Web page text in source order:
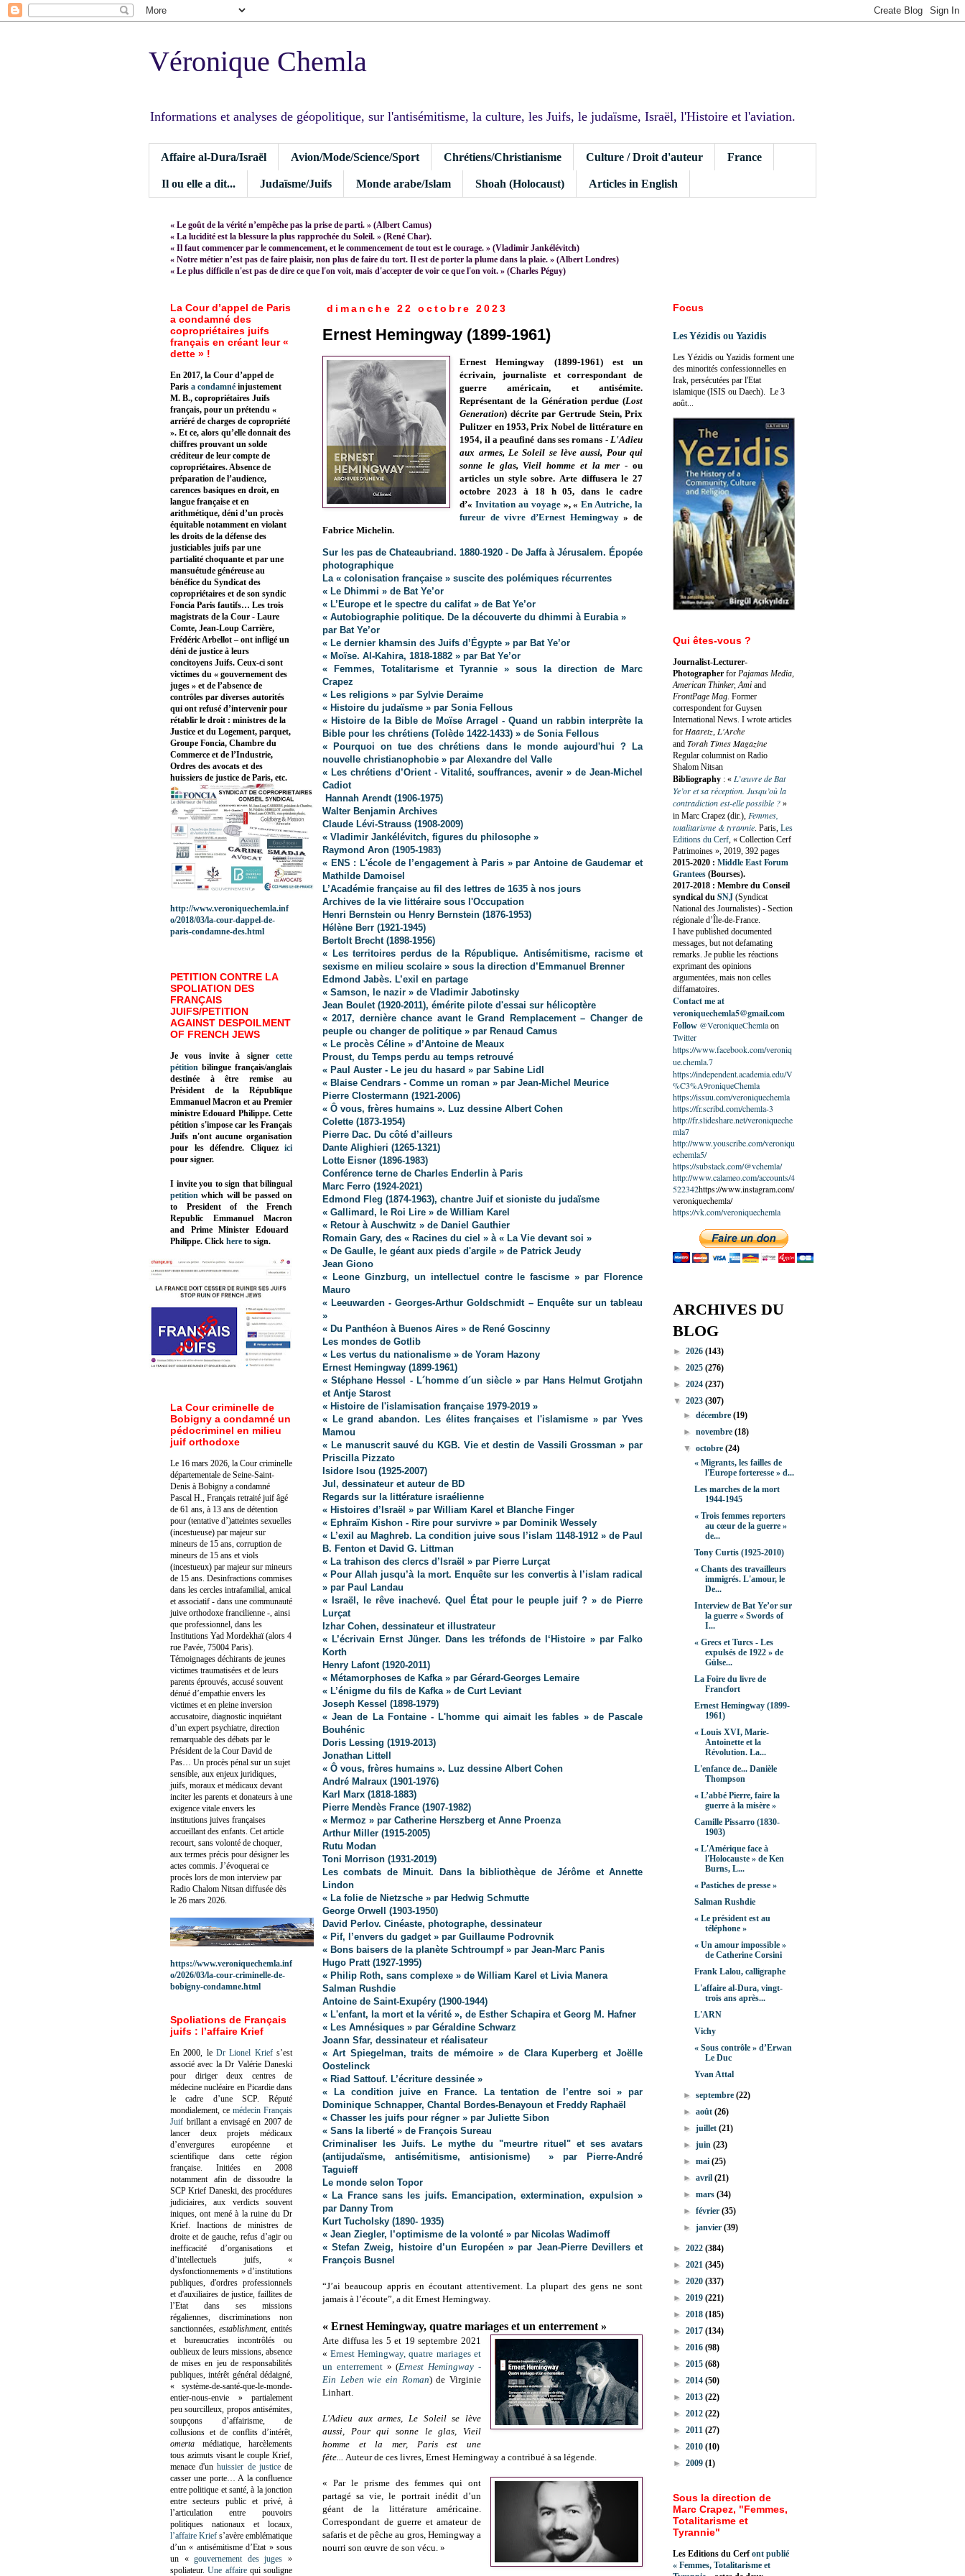
Véronique Chemla
Informations et analyses de géopolitique, sur l'antisémitisme, la culture, les Juifs, le judaïsme, Israël, l'Histoire et l'aviation.
Affaire al-Dura/Israël Avion/Mode/Science/Sport Chrétiens/Christianisme Culture / Droit d'auteur France
Il ou elle a dit... Judaïsme/Juifs Monde arabe/Islam Shoah (Holocaust) Articles in English
« Le goût de la vérité n’empêche pas la prise de parti. » (Albert Camus)
« La lucidité est la blessure la plus rapprochée du Soleil. » (René Char).
« Il faut commencer par le commencement, et le commencement de tout est le courage. » (Vladimir Jankélévitch)
« Notre métier n’est pas de faire plaisir, non plus de faire du tort. Il est de porter la plume dans la plaie. » (Albert Londres)
« Le plus difficile n'est pas de dire ce que l'on voit, mais d'accepter de voir ce que l'on voit. » (Charles Péguy)
dimanche 22 octobre 2023
Ernest Hemingway (1899-1961)
Ernest Hemingway (1899-1961) est un
écrivain, journaliste et correspondant de
guerre américain, et antisémite.
Représentant de la Génération perdue (Lost
Generation) décrite par Gertrude Stein, Prix
Pulitzer en 1953,Prix Nobel de littérature en
1954, il a peaufiné dans ses romans - L'Adieu
aux armes, Le Soleil se lève aussi, Pour qui
sonne le glas,Vieil homme et la mer -ou
articles un style sobre. Arte diffusera le 27
octobre 2023 à 18 h 05, dans le cadre
d’«Invitation au voyage», «En Autriche, la
fureur de vivre d’Ernest Hemingway» de
Fabrice Michelin.
Sur les pas de Chateaubriand. 1880-1920 - De Jaffa à Jérusalem. Épopée
photographique
La « colonisation française » suscite des polémiques récurrentes
« Le Dhimmi » de Bat Ye’or
« L’Europe et le spectre du califat » de Bat Ye’or
« Autobiographie politique. De la découverte du dhimmi à Eurabia »
par Bat Ye’or
« Le dernier khamsin des Juifs d’Égypte » par Bat Ye’or
« Moïse. Al-Kahira, 1818-1882 » par Bat Ye’or
« Femmes, Totalitarisme et Tyrannie » sous la direction de Marc
Crapez
« Les religions » par Sylvie Deraime
« Histoire du judaïsme » par Sonia Fellous
« Histoire de la Bible de Moïse Arragel - Quand un rabbin interprète la
Bible pour les chrétiens (Tolède 1422-1433) » de Sonia Fellous
« Pourquoi on tue des chrétiens dans le monde aujourd'hui ? La
nouvelle christianophobie » par Alexandre del Valle
« Les chrétiens d’Orient - Vitalité, souffrances, avenir » de Jean-Michel
Cadiot
Hannah Arendt (1906-1975)
Walter Benjamin Archives
Claude Lévi-Strauss (1908-2009)
« Vladimir Jankélévitch, figures du philosophe »
Raymond Aron (1905-1983)
« ENS : L'école de l’engagement à Paris » par Antoine de Gaudemar et
Mathilde Damoisel
L’Académie française au fil des lettres de 1635 à nos jours
Archives de la vie littéraire sous l'Occupation
Henri Bernstein ou Henry Bernstein (1876-1953)
Hélène Berr (1921-1945)
Bertolt Brecht (1898-1956)
« Les territoires perdus de la République. Antisémitisme, racisme et
sexisme en milieu scolaire » sous la direction d’Emmanuel Brenner
Edmond Jabès. L’exil en partage
« Samson, le nazir » de Vladimir Jabotinsky
Jean Boulet (1920-2011), émérite pilote d'essai sur hélicoptère
« 2017, dernière chance avant le Grand Remplacement – Changer de
peuple ou changer de politique » par Renaud Camus
« Le procès Céline » d’Antoine de Meaux
Proust, du Temps perdu au temps retrouvé
« Paul Auster - Le jeu du hasard » par Sabine Lidl
« Blaise Cendrars - Comme un roman » par Jean-Michel Meurice
Pierre Clostermann (1921-2006)
« Ô vous, frères humains ». Luz dessine Albert Cohen
Colette (1873-1954)
Pierre Dac. Du côté d’ailleurs
Dante Alighieri (1265-1321)
Lotte Eisner (1896-1983)
Conférence terne de Charles Enderlin à Paris
Marc Ferro (1924-2021)
Edmond Fleg (1874-1963), chantre Juif et sioniste du judaïsme
« Gallimard, le Roi Lire » de William Karel
« Retour à Auschwitz » de Daniel Gauthier
Romain Gary, des « Racines du ciel » à « La Vie devant soi »
« De Gaulle, le géant aux pieds d'argile » de Patrick Jeudy
Jean Giono
« Leone Ginzburg, un intellectuel contre le fascisme » par Florence
Mauro
« Leeuwarden - Georges-Arthur Goldschmidt – Enquête sur un tableau
»
« Du Panthéon à Buenos Aires » de René Goscinny
Les mondes de Gotlib
« Les vertus du nationalisme » de Yoram Hazony
Ernest Hemingway (1899-1961)
« Stéphane Hessel - L´homme d´un siècle » par Hans Helmut Grotjahn
et Antje Starost
« Histoire de l'islamisation française 1979-2019 »
« Le grand abandon. Les élites françaises et l'islamisme » par Yves
Mamou
« Le manuscrit sauvé du KGB. Vie et destin de Vassili Grossman » par
Priscilla Pizzato
Isidore Isou (1925-2007)
Jul, dessinateur et auteur de BD
Regards sur la littérature israélienne
« Histoires d’Israël » par William Karel et Blanche Finger
« Ephraïm Kishon - Rire pour survivre » par Dominik Wessely
« L’exil au Maghreb. La condition juive sous l’islam 1148-1912 » de Paul
B. Fenton et David G. Littman
« La trahison des clercs d’Israël » par Pierre Lurçat
« Pour Allah jusqu’à la mort. Enquête sur les convertis à l’islam radical
» par Paul Landau
« Israël, le rêve inachevé. Quel État pour le peuple juif ? » de Pierre
Lurçat
Izhar Cohen, dessinateur et illustrateur
« L’écrivain Ernst Jünger. Dans les tréfonds de l‘Histoire » par Falko
Korth
Henry Lafont (1920-2011)
« Métamorphoses de Kafka » par Gérard-Georges Lemaire
« L’énigme du fils de Kafka » de Curt Leviant
Joseph Kessel (1898-1979)
« Jean de La Fontaine - L'homme qui aimait les fables » de Pascale
Bouhénic
Doris Lessing (1919-2013)
Jonathan Littell
« Ô vous, frères humains ». Luz dessine Albert Cohen
André Malraux (1901-1976)
Karl Marx (1818-1883)
Pierre Mendès France (1907-1982)
« Mermoz » par Catherine Herszberg et Anne Proenza
Arthur Miller (1915-2005)
Rutu Modan
Toni Morrison (1931-2019)
Les combats de Minuit. Dans la bibliothèque de Jérôme et Annette
Lindon
« La folie de Nietzsche » par Hedwig Schmutte
George Orwell (1903-1950)
David Perlov. Cinéaste, photographe, dessinateur
« Pif, l’envers du gadget » par Guillaume Podrovnik
« Bons baisers de la planète Schtroumpf » par Jean-Marc Panis
Hugo Pratt (1927-1995)
« Philip Roth, sans complexe » de William Karel et Livia Manera
Salman Rushdie
Antoine de Saint-Exupéry (1900-1944)
« L'enfant, la mort et la vérité », de Esther Schapira et Georg M. Hafner
« Les Amnésiques » par Géraldine Schwarz
Joann Sfar, dessinateur et réalisateur
« Art Spiegelman, traits de mémoire » de Clara Kuperberg et Joëlle
Oostelinck
« Riad Sattouf. L’écriture dessinée »
« La condition juive en France. La tentation de l’entre soi » par
Dominique Schnapper, Chantal Bordes-Benayoun et Freddy Raphaël
« Chasser les juifs pour régner » par Juliette Sibon
« Sans la liberté » de François Sureau
Criminaliser les Juifs. Le mythe du "meurtre rituel" et ses avatars
(antijudaïsme, antisémitisme, antisionisme) » par Pierre-André
Taguieff
Le monde selon Topor
« La France sans les juifs. Emancipation, extermination, expulsion »
par Danny Trom
Kurt Tucholsky (1890- 1935)
« Jean Ziegler, l’optimisme de la volonté » par Nicolas Wadimoff
« Stefan Zweig, histoire d’un Européen » par Jean-Pierre Devillers et
François Busnel
“J’ai beaucoup appris en écoutant attentivement. La plupart des gens ne sont
jamais à l’écoute”, a dit Ernest Hemingway.
« Ernest Hemingway, quatre mariages et un enterrement »
Arte diffusa les 5 et 19 septembre 2021
«Ernest Hemingway, quatre mariages et
un enterrement» (Ernest Hemingway -
Ein Leben wie ein Roman) de Virginie
Linhart.
L'Adieu aux armes, Le Soleil se lève
aussi, Pour qui sonne le glas, Vieil
homme et la mer, Paris est une
fête... Auteur de ces livres, Ernest Hemingway a contribué à sa légende.
« Par le prisme des femmes qui ont
partagé sa vie, le portrait inédit d’un
géant de la littérature américaine.
Correspondant de guerre et amateur de
safaris et de pêche au gros, Hemingway a
nourri son œuvre de son vécu. »
La Cour d’appel de Paris
a condamné des
copropriétaires juifs
français en créant leur «
dette » !
En 2017, la Cour d’appel de
Paris a condamné injustement
M. B., copropriétaires Juifs
français, pour un prétendu «
arriéré de charges de copropriété
». Et ce, alors qu’elle donnait des
chiffres prouvant un solde
créditeur de leur compte de
copropriétaires. Absence de
préparation de l’audience,
carences basiques en droit, en
langue française et en
arithmétique, déni d’un procès
équitable notamment en violant
les droits de la défense des
justiciables juifs par une
partialité choquante et par une
mansuétude généreuse au
bénéfice du Syndicat des
copropriétaires et de son syndic
Foncia Paris fautifs… Les trois
magistrats de la Cour - Laure
Comte, Jean-Loup Carrière,
Frédéric Arbellot – ont infligé un
déni de justice à leurs
concitoyens Juifs. Ceux-ci sont
victimes du « gouvernement des
juges » et de l’absence de
contrôles par diverses autorités
qui ont refusé d’intervenir pour
rétablir le droit : ministres de la
Justice et du Logement, parquet,
Groupe Foncia, Chambre du
Commerce et de l’Industrie,
Ordres des avocats et des
huissiers de justice de Paris, etc.
http://www.veroniquechemla.inf
o/2018/03/la-cour-dappel-de-
paris-condamne-des.html
PETITION CONTRE LA
SPOLIATION DES
FRANÇAIS
JUIFS/PETITION
AGAINST DESPOILMENT
OF FRENCH JEWS
Je vous invite à signer cette
pétition bilingue français/anglais
destinée à être remise au
Président de la République
Emmanuel Macron et au Premier
ministre Edouard Philippe. Cette
pétition s'impose car les Français
Juifs n'ont aucune organisation
pour les défendre. Cliquez
ici
pour signer.
I invite you to sign that bilingual
petition which will be passed on
to President of the French
Republic Emmanuel Macron
and Prime Minister Edouard
Philippe. Click here to sign.
La Cour criminelle de
Bobigny a condamné un
pédocriminel en milieu
juif orthodoxe
Le 16 mars 2026, la Cour criminelle
départementale de Seine-Saint-
Denis à Bobigny a condamné
Pascal H., Français retraité juif âgé
de 61 ans, à 13 ans de détention
pour (tentative d’)atteintes sexuelles
(incestueuse) par majeur sur
mineurs de 15 ans, corruption de
mineurs de 15 ans et viols
(incestueux) par majeur sur mineurs
de 15 ans. Desinfractions commises
dans les cercles intrafamilial, amical
et associatif - dans une communauté
juive orthodoxe francilienne -, ainsi
que professionnel, dans les
Institutions Yad Mordekhaï (alors 4
rue Pavée, 75004 Paris).
Témoignages déchirants de jeunes
victimes traumatisées et de leurs
parents éprouvés, accusé souvent
dénué d’empathie envers les
victimes et en pleine inversion
accusatoire, diagnostic inquiétant
d’un expert psychiatre, direction
remarquable des débats par le
Président de la Cour David de
Pas… Un procès pénal sur un sujet
sensible, aux enjeux juridiques,
juifs, moraux et médicaux devant
inciter les parents et donateurs à une
exigence vitale envers les
institutions juives françaises
accueillant des enfants. Cet article
recourt, sans volonté de choquer,
aux termes précis pour désigner les
actes commis. J’évoquerai ce
procès lors de mon interview par
Radio Chalom Nitsan diffusée dès
le 26 mars 2026.
https://www.veroniquechemla.inf
o/2026/03/la-cour-criminelle-de-
bobigny-condamne.html
Spoliations de Français
juifs : l’affaire Krief
En 2000, le Dr Lionel Kriefs’est
associé avec la Dr Valérie Daneski
pour diriger deux centres de
médecine nucléaire en Picardie dans
le cadre d’une SCP. Réputé
mondialement, ce médecin Français
Juif brillant a envisagé en 2007 de
lancer deux projets médicaux
d’envergures européenne et
scientifique dans cette région
française. Initiées en 2008
notamment afin de dissoudre la
SCP Krief Daneski, des procédures
judiciaires, aux verdicts souvent
iniques, ont mené à la ruine du Dr
Krief. Inactions de ministres de
droite et de gauche, refus d’agir ou
inefficacité d’organisations et
d’intellectuels juifs, «
dysfonctionnements » d’institutions
publiques, d'ordres professionnels
et d'auxiliaires de justice, faillites de
l’Etat dans ses missions
régaliennes, discriminations non
sanctionnées, establishment, entités
et bureaucraties incontrôlés ou
oublieux de leurs missions, absence
de mises en jeu de responsabilités
publiques, intérêt général dédaigné,
« système-de-santé-que-le-monde-
entier-nous-envie » partialement
peu sourcilleux, propos antisémites,
soupçons d’affairisme, de
collusions et de conflits d’intérêt,
omerta médiatique, harcèlements
tous azimuts visant le couple Krief,
menace d'unhuissier de justicede
casser une porte… A la confluence
entre politique et santé, à la jonction
entre secteurs public et privé, à
l’articulation entre pouvoirs
politiques nationaux et locaux,
l’affaire Krief s’avère emblématique
d’un « antisémitisme d’Etat » sous
un «gouvernement des juges »
spoliateur.Une affairequi souligne
Focus
Les Yézidis ou Yazidis
Les Yézidis ou Yazidis forment une
des minorités confessionnelles en
Irak, persécutées par l'Etat
islamique (ISIS ou Daech). Le 3
août...
Qui êtes-vous ?
Journalist-Lecturer-
Photographer for Pajamas Media,
American Thinker, Ami and
FrontPage Mag. Former
correspondent for Guysen
International News. I wrote articles
for Haaretz, L'Arche
and Torah Times Magazine
Regular columnist on Radio
Shalom Nitsan
Bibliography : « L’œuvre de Bat
Ye’or et sa réception. Jusqu’où la
contradiction est-elle possible ? »
in Marc Crapez (dir.), Femmes,
totalitarisme & tyrannie. Paris, Les
Editions du Cerf, « Collection Cerf
Patrimoines », 2019, 392 pages
2015-2020 : Middle East Forum
Grantees (Bourses).
2017-2018 : Membre du Conseil
syndical du SNJ (Syndicat
National des Journalistes) - Section
régionale d’Île-de-France.
I have published documented
messages, but not defamating
remarks. Je publie les réactions
exprimant des opinions
argumentées, mais non celles
diffamatoires.
Contact me at
veroniquechemla5@gmail.com
Follow @VeroniqueChemlaon
Twitter
https://www.facebook.com/veroniq
ue.chemla.7
https://independent.academia.edu/V
%C3%A9roniqueChemla
https://issuu.com/veroniquechemla
https://fr.scribd.com/chemla-3
http://fr.slideshare.net/veroniqueche
mla7
http://www.youscribe.com/veroniqu
echemla5/
https://substack.com/@vchemla/
http://www.calameo.com/accounts/4
522342https://www.instagram.com/
veroniquechemla/
https://vk.com/veroniquechemla
ARCHIVES DU
BLOG
► 2026 (143)
► 2025 (276)
► 2024 (237)
▼ 2023 (307)
►décembre(19)
►novembre(18)
▼octobre(24)
« Migrants, les failles de
l'Europe forteresse » d...
Les marches de la mort
1944-1945
« Trois femmes reporters
au cœur de la guerre »
de...
Tony Curtis (1925-2010)
« Chants des travailleurs
immigrés. L'amour, le
De...
Interview de Bat Ye’or sur
la guerre « Swords of
I...
« Grecs et Turcs - Les
expulsés de 1922 » de
Gülse...
La Foire du livre de
Francfort
Ernest Hemingway (1899-
1961)
« Louis XVI, Marie-
Antoinette et la
Révolution. La...
L'enfance de... Danièle
Thompson
« L’abbé Pierre, faire la
guerre à la misère »
Camille Pissarro (1830-
1903)
« L'Amérique face à
l'Holocauste » de Ken
Burns, L...
« Pastiches de presse »
Salman Rushdie
« Le président est au
téléphone »
« Un amour impossible »
de Catherine Corsini
Frank Lalou, calligraphe
L'affaire al-Dura, vingt-
trois ans après...
L'ARN
Vichy
« Sous contrôle » d’Erwan
Le Duc
Yvan Attal
►septembre(22)
►août(26)
►juillet(21)
►juin(23)
►mai(25)
►avril(21)
►mars(34)
►février(35)
►janvier(39)
► 2022 (384)
► 2021 (345)
► 2020 (337)
► 2019 (221)
► 2018 (185)
► 2017 (134)
► 2016 (98)
► 2015 (68)
► 2014 (50)
► 2013 (22)
► 2012 (22)
► 2011 (27)
► 2010 (10)
► 2009 (1)
Sous la direction de
Marc Crapez, "Femmes,
Totalitarisme et
Tyrannie"
Les Editions du Cerfont publié
« Femmes, Totalitarisme et